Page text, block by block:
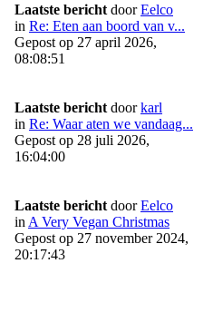
Laatste bericht doorEelco
in Re: Eten aan boord van v...
Gepost op 27 april 2026,
08:08:51
Laatste bericht doorkarl
in Re: Waar aten we vandaag...
Gepost op 28 juli 2026,
16:04:00
Laatste bericht doorEelco
in A Very Vegan Christmas
Gepost op 27 november 2024,
20:17:43